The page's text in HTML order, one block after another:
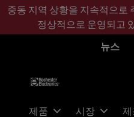
기
콘
바
글
중동 지역 상황을 지속적으로
정상적으로 운영되고
뉴스
제품 시장 제